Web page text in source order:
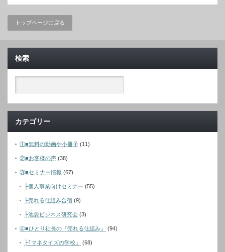
トップページに戻る
検索
カテゴリー
①■無料の動画や小冊子 (11)
②■お客様の声 (38)
③■セミナー情報 (67)
├個人事業向けセミナー (55)
├売れる仕組み合宿 (9)
├池袋ビジネス研究会 (3)
④■ひとり社長の『売れる仕組み』 (94)
├｢マネタイズの学校」 (68)